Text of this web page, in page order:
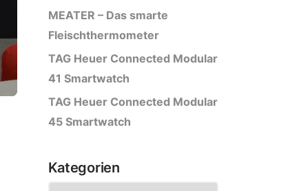
MEATER – Das smarte
Fleischthermometer
TAG Heuer Connected Modular
41 Smartwatch
TAG Heuer Connected Modular
45 Smartwatch
Kategorien